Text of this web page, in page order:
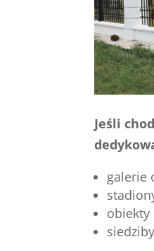
Jeśli
galerie
obiekty